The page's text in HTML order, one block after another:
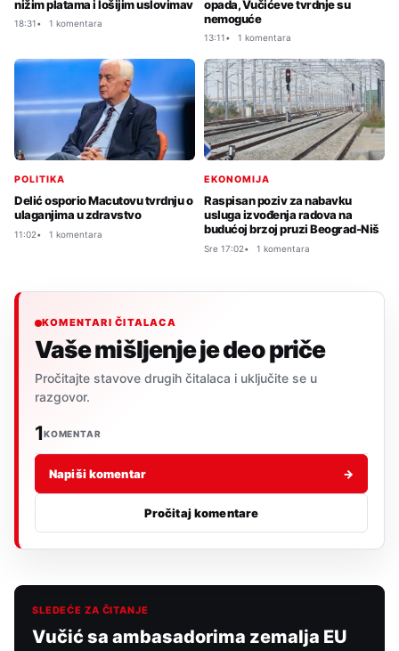
nižim platama i lošijim uslovimav
18:31 1 komentara
opada, Vučićeve tvrdnje su
nemoguće
13:11 1 komentara
POLITIKA
Delić osporio Macutovu tvrdnju o
ulaganjima u zdravstvo
11:02 1 komentara
EKONOMIJA
Raspisan poziv za nabavku
usluga izvođenja radova na
budućoj brzoj pruzi Beograd-Niš
Sre 17:02 1 komentara
KOMENTARI ČITALACA
Vaše mišljenje je deo priče
Pročitajte stavove drugih čitalaca i uključite se u
razgovor.
1KOMENTAR
Napiši komentar →
Pročitaj komentare
SLEDEĆE ZA ČITANJE
Vučić sa ambasadorima zemalja EU